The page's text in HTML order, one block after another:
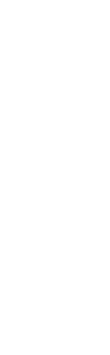
sorgt dafür,
Wohlfühlfaktor